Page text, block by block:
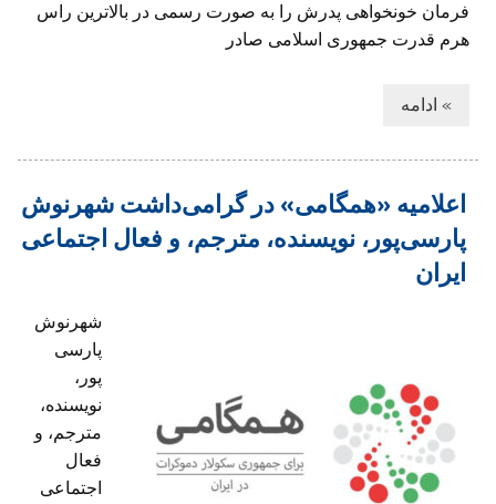
فرمان خونخواهی پدرش را به صورت رسمی در بالاترین راس
هرم قدرت جمهوری اسلامی صادر
» ادامه
اعلامیه «همگامی» در گرامی‌داشت شهرنوش
پارسی‌پور، نویسنده، مترجم، و فعال اجتماعی
ایران
شهرنوش
پارسی
پور،
نویسنده،
مترجم، و
فعال
اجتماعی